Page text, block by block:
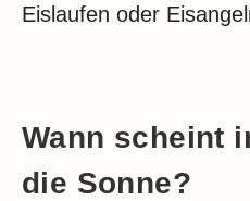
Eislaufen oder
Wann scheint
die Sonne?